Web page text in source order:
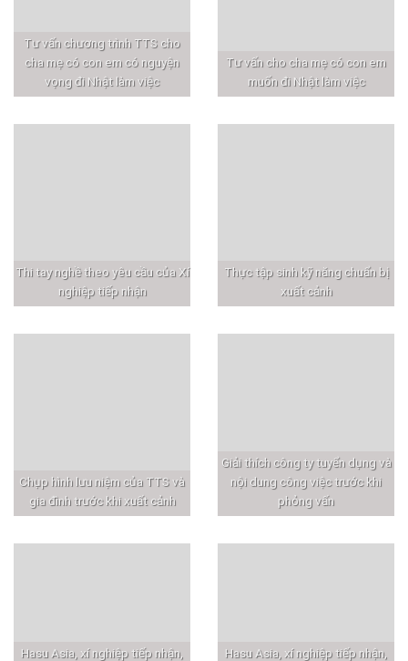
Tư vấn chương trình TTS cho
cha mẹ có con em có nguyện
vọng đi Nhật làm việc
Tư vấn cho cha mẹ có con em
muốn đi Nhật làm việc
Thi tay nghề theo yêu cầu của Xí
nghiệp tiếp nhận
Thực tập sinh kỹ năng chuẩn bị
xuất cảnh
Chụp hình lưu niệm của TTS và
gia đình trước khi xuất cảnh
Giải thích công ty tuyển dụng và
nội dung công việc trước khi
phỏng vấn
Hasu Asia, xí nghiệp tiếp nhận,
Hasu Asia, xí nghiệp tiếp nhận,